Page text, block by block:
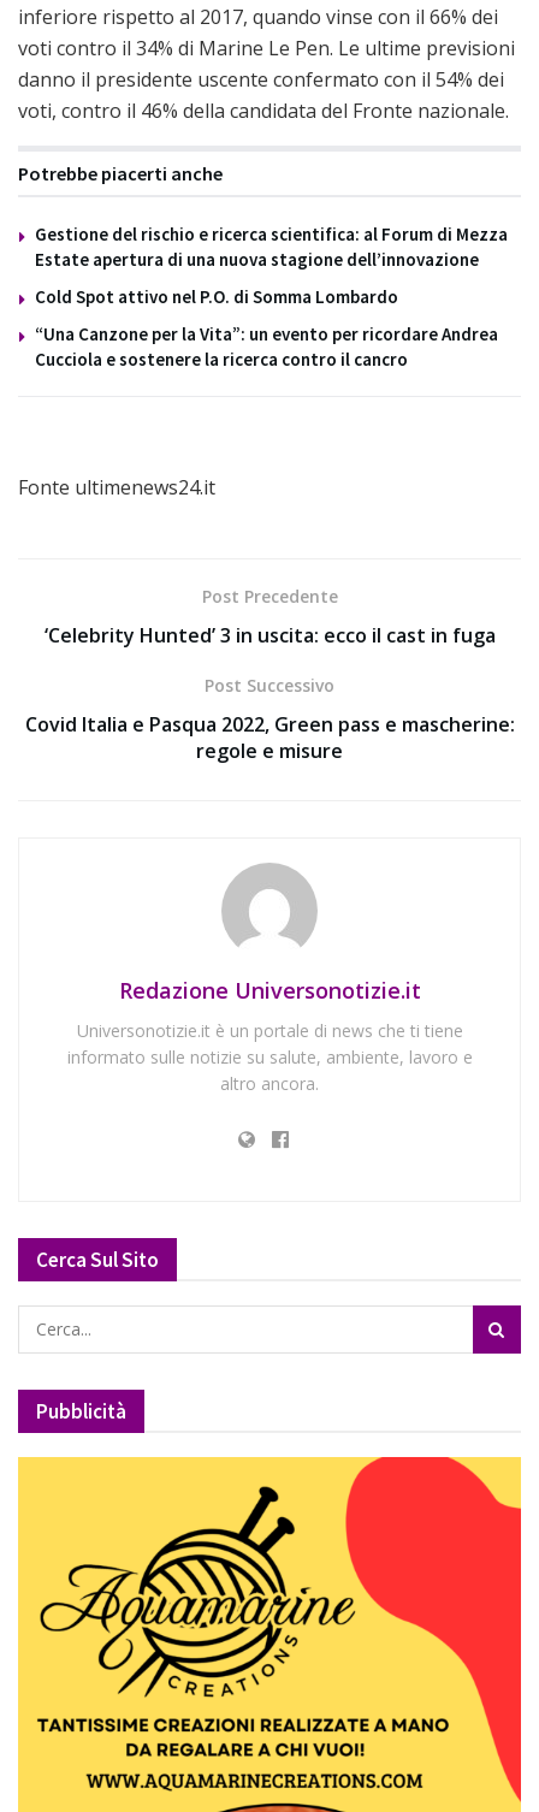
inferiore rispetto al 2017, quando vinse con il 66% dei
voti contro il 34% di Marine Le Pen. Le ultime previsioni
danno il presidente uscente confermato con il 54% dei
voti, contro il 46% della candidata del Fronte nazionale.
Potrebbe piacerti anche
Gestione del rischio e ricerca scientifica: al Forum di Mezza
Estate apertura di una nuova stagione dell’innovazione
Cold Spot attivo nel P.O. di Somma Lombardo
“Una Canzone per la Vita”: un evento per ricordare Andrea
Cucciola e sostenere la ricerca contro il cancro
Fonte ultimenews24.it
Post Precedente
‘Celebrity Hunted’ 3 in uscita: ecco il cast in fuga
Post Successivo
Covid Italia e Pasqua 2022, Green pass e mascherine:
regole e misure
Redazione Universonotizie.it
Universonotizie.it è un portale di news che ti tiene
informato sulle notizie su salute, ambiente, lavoro e
altro ancora.
Cerca Sul Sito
Pubblicità